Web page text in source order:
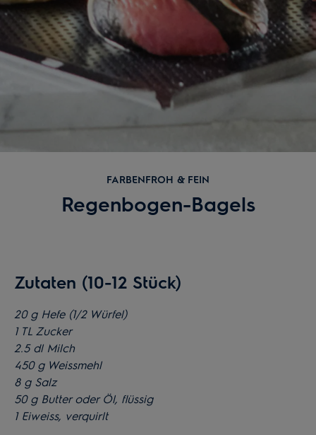
FARBENFROH & FEIN
Regenbogen-Bagels
Zutaten (10-12 Stück)
20 g Hefe (1/2 Würfel)
1 TL Zucker
2.5 dl Milch
450 g Weissmehl
8 g Salz
50 g Butter oder Öl, flüssig
1 Eiweiss, verquirlt